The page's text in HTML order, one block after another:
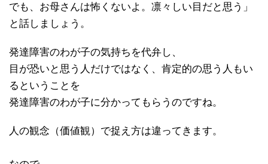
でも、お母さんは怖くないよ。凛々しい目だと思う」
と話しましょう。
発達障害のわが子の気持ちを代弁し、
目が恐いと思う人だけではなく、肯定的の思う人もい
るということを
発達障害のわが子に分かってもらうのですね。
人の観念（価値観）で捉え方は違ってきます。